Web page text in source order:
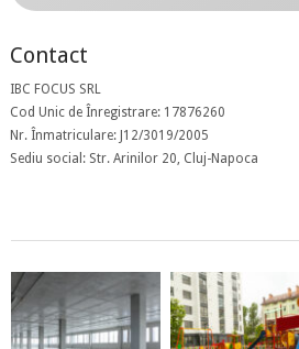
Contact
IBC FOCUS SRL
Cod Unic de Înregistrare: 17876260
Nr. Înmatriculare: J12/3019/2005
Sediu social: Str. Arinilor 20, Cluj-Napoca